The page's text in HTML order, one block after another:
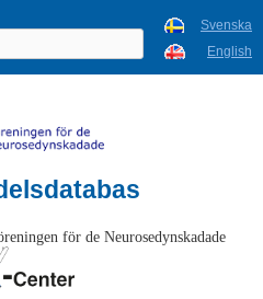
Svenska
English
för de Neurosedynskadade